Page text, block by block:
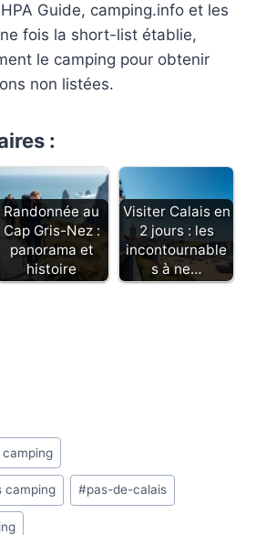
Guide, camping.info et les
fois la short-list établie,
le camping pour obtenir
non listées.
:
Randonnée au
Cap Gris-Nez :
panorama et
histoire
Visiter Calais en
2 jours : les
incontournable
s à ne…
camping
camping #pas-de-calais